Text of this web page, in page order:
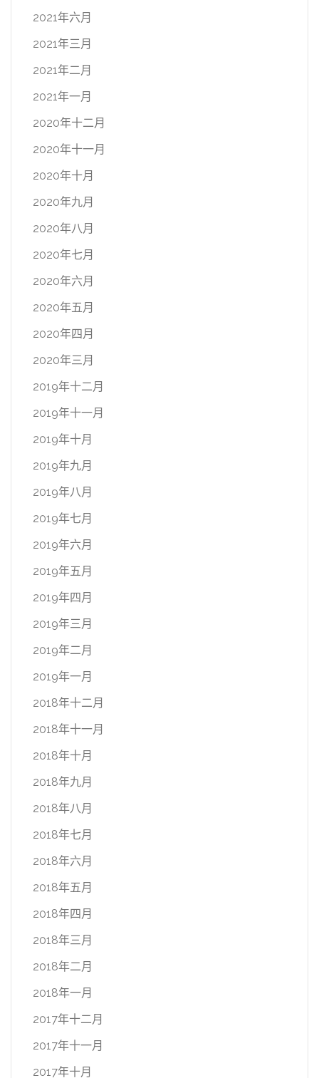
2021年六月
2021年三月
2021年二月
2021年一月
2020年十二月
2020年十一月
2020年十月
2020年九月
2020年八月
2020年七月
2020年六月
2020年五月
2020年四月
2020年三月
2019年十二月
2019年十一月
2019年十月
2019年九月
2019年八月
2019年七月
2019年六月
2019年五月
2019年四月
2019年三月
2019年二月
2019年一月
2018年十二月
2018年十一月
2018年十月
2018年九月
2018年八月
2018年七月
2018年六月
2018年五月
2018年四月
2018年三月
2018年二月
2018年一月
2017年十二月
2017年十一月
2017年十月